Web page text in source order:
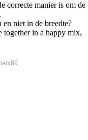
correcte manier is om de
niet in de breedte?
in a happy mix,